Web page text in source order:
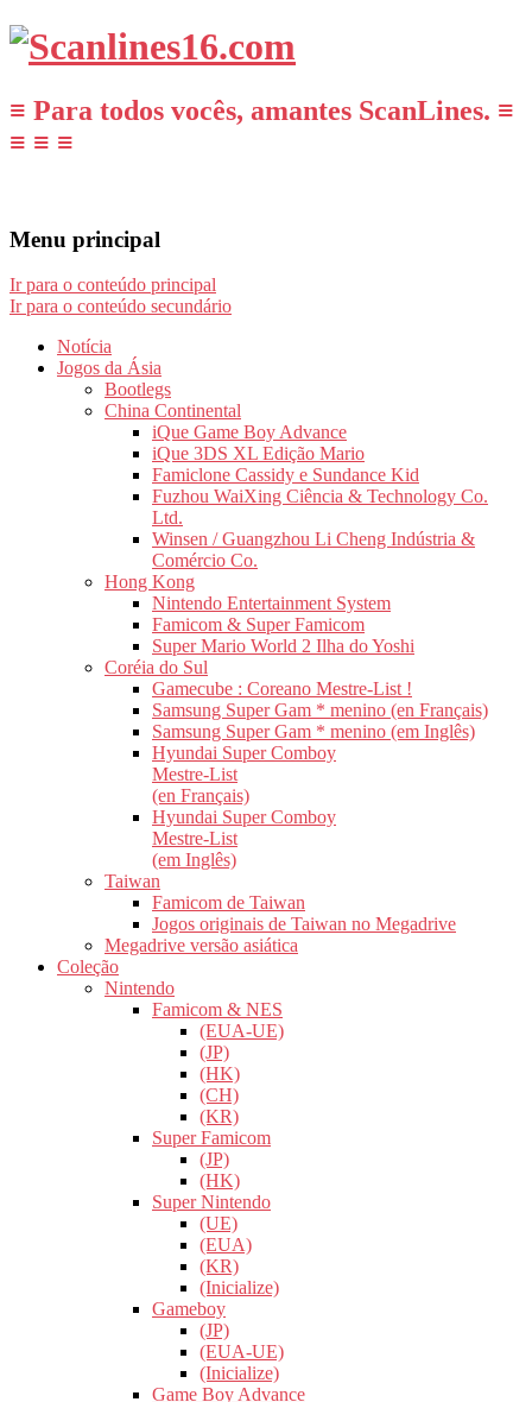
≡ Para todos vocês, amantes ScanLines. ≡
≡ ≡ ≡
Menu principal
Ir para o conteúdo principal
Ir para o conteúdo secundário
Notícia
Jogos da Ásia
Bootlegs
China Continental
iQue Game Boy Advance
iQue 3DS XL Edição Mario
Famiclone Cassidy e Sundance Kid
Fuzhou WaiXing Ciência & Technology Co.
Ltd.
Winsen / Guangzhou Li Cheng Indústria &
Comércio Co.
Hong Kong
Nintendo Entertainment System
Famicom & Super Famicom
Super Mario World 2 Ilha do Yoshi
Coréia do Sul
Gamecube : Coreano Mestre-List !
Samsung Super Gam * menino (en Français)
Samsung Super Gam * menino (em Inglês)
Hyundai Super Comboy
Mestre-List
(en Français)
Hyundai Super Comboy
Mestre-List
(em Inglês)
Taiwan
Famicom de Taiwan
Jogos originais de Taiwan no Megadrive
Megadrive versão asiática
Coleção
Nintendo
Famicom & NES
(EUA-UE)
(JP)
(HK)
(CH)
(KR)
Super Famicom
(JP)
(HK)
Super Nintendo
(UE)
(EUA)
(KR)
(Inicialize)
Gameboy
(JP)
(EUA-UE)
(Inicialize)
Game Boy Advance